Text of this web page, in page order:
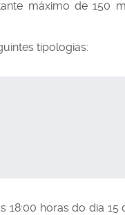
máximo de 150
tipologias:
horas do dia